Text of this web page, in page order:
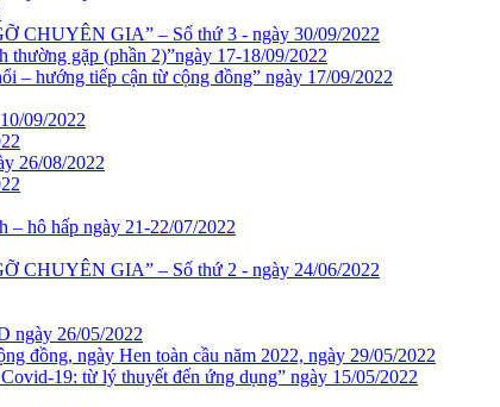
CHUYÊN GIA” – Số thứ 3 - ngày 30/09/2022
gặp (phần 2)”ngày 17-18/09/2022
– hướng tiếp cận từ cộng đồng” ngày 17/09/2022
09/2022
26/08/2022
– hô hấp ngày 21-22/07/2022
CHUYÊN GIA” – Số thứ 2 - ngày 24/06/2022
ngày 26/05/2022
đồng, ngày Hen toàn cầu năm 2022, ngày 29/05/2022
19: từ lý thuyết đến ứng dụng” ngày 15/05/2022